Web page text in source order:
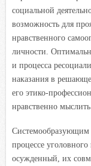
социальной
возможность для
нравственного
личности.
и процесса
наказания в
его этико-
нравственно мыслить
Системообразующим
процессе
осужденный, их